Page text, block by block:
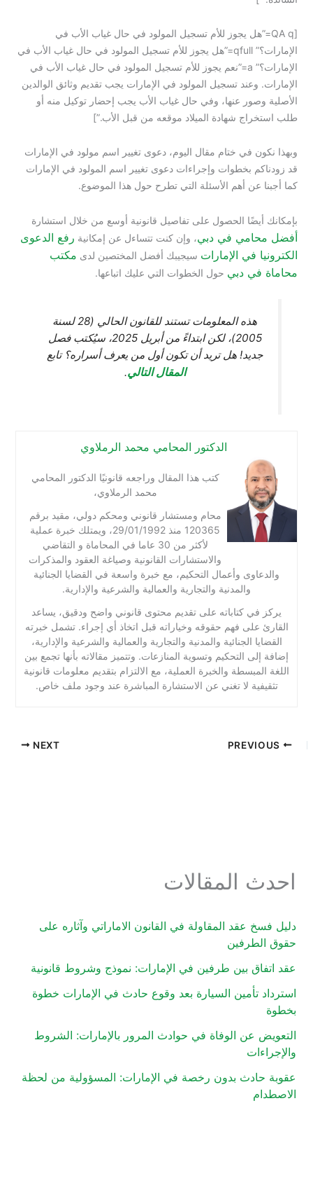
[QA q=”هل يجوز للأم تسجيل المولود في حال غياب الأب في
الإمارات؟” qfull=”هل يجوز للأم تسجيل المولود في حال غياب الأب في
الإمارات؟” a=”نعم يجوز للأم تسجيل المولود في حال غياب الأب في
الإمارات. وعند تسجيل المولود في الإمارات يجب تقديم وثائق الوالدين
الأصلية وصور عنها، وفي حال غياب الأب يجب إحضار توكيل منه أو
طلب استخراج شهادة الميلاد موقعه من قبل الأب.”]
وبهذا نكون في ختام مقال اليوم، دعوى تغيير اسم مولود في الإمارات
قد زودناكم بخطوات وإجراءات دعوى تغيير اسم المولود في الإمارات
كما أجبنا عن أهم الأسئلة التي تطرح حول هذا الموضوع.
بإمكانك أيضًا الحصول على تفاصيل قانونية أوسع من خلال استشارة
أفضل محامي في دبي، وإن كنت تتساءل عن إمكانية رفع الدعوى
الكترونيا في الإمارات سيجيبك أفضل المختصين لدى مكتب
محاماة في دبي حول الخطوات التي عليك اتباعها.
هذه المعلومات تستند للقانون الحالي (28 لسنة
2005)، لكن ابتداءً من أبريل 2025، سيُكتب فصل
جديد! هل تريد أن تكون أول من يعرف أسراره؟ تابع
المقال التالي.
الدكتور المحامي محمد الرملاوي
كتب هذا المقال وراجعه قانونيًا الدكتور المحامي
محمد الرملاوي،
محام ومستشار قانوني ومحكم دولي، مقيد برقم
120365 منذ 29/01/1992، ويمتلك خبرة عملية
لأكثر من 30 عاما في المحاماة و التقاضي
والاستشارات القانونية وصياغة العقود والمذكرات
والدعاوى وأعمال التحكيم، مع خبرة واسعة في القضايا الجنائية
والمدنية والتجارية والعمالية والشرعية والإدارية.
يركز في كتاباته على تقديم محتوى قانوني واضح ودقيق، يساعد
القارئ على فهم حقوقه وخياراته قبل اتخاذ أي إجراء. تشمل خبرته
القضايا الجنائية والمدنية والتجارية والعمالية والشرعية والإدارية،
إضافة إلى التحكيم وتسوية المنازعات. وتتميز مقالاته بأنها تجمع بين
اللغة المبسطة والخبرة العملية، مع الالتزام بتقديم معلومات قانونية
تثقيفية لا تغني عن الاستشارة المباشرة عند وجود ملف خاص.
NEXT
احدث المقالات
دليل فسخ عقد المقاولة في القانون الاماراتي وآثاره على
حقوق الطرفين
عقد اتفاق بين طرفين في الإمارات: نموذج وشروط قانونية
استرداد تأمين السيارة بعد وقوع حادث في الإمارات خطوة
بخطوة
التعويض عن الوفاة في حوادث المرور بالإمارات: الشروط
والإجراءات
عقوبة حادث بدون رخصة في الإمارات: المسؤولية من لحظة
الاصطدام